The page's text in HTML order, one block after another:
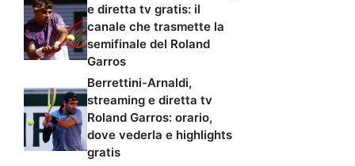
e diretta tv gratis: il
canale che trasmette la
semifinale del Roland
Garros
Berrettini-Arnaldi,
streaming e diretta tv
Roland Garros: orario,
dove vederla e highlights
gratis